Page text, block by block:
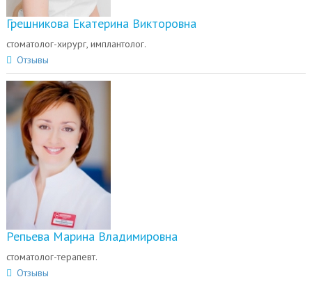
Грешникова Екатерина Викторовна
стоматолог-хирург, имплантолог.
Отзывы
Репьева Марина Владимировна
стоматолог-терапевт.
Отзывы